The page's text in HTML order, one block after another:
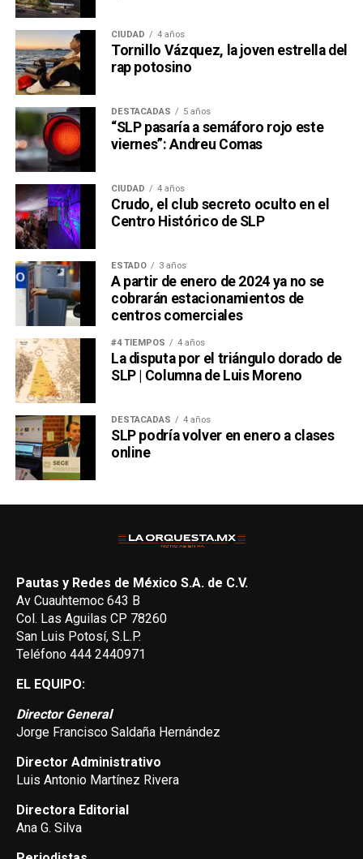
CIUDAD 4 años
Tornillo Vázquez, la joven estrella del
rap potosino
DESTACADAS 5 años
“SLP pasaría a semáforo rojo este
viernes”: Andreu Comas
CIUDAD 4 años
Crudo, el club secreto oculto en el
Centro Histórico de SLP
ESTADO 3 años
A partir de enero de 2024 ya no se
cobrarán estacionamientos de
centros comerciales
#4 TIEMPOS 4 años
La disputa por el triángulo dorado de
SLP | Columna de Luis Moreno
DESTACADAS 4 años
SLP podría volver en enero a clases
online
Pautas y Redes de México S.A. de C.V.
Av Cuauhtemoc 643 B
Col. Las Aguilas CP 78260
San Luis Potosí, S.L.P.
Teléfono 444 2440971
EL EQUIPO:
Director General
Jorge Francisco Saldaña Hernández
Director Administrativo
Luis Antonio Martínez Rivera
Directora Editorial
Ana G. Silva